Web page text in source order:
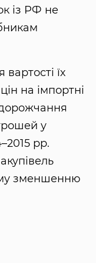
із РФ не
їх
на імпортні
у
рр.
зменшенню